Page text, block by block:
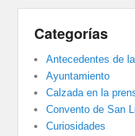
Categorías
Antecedentes de
Ayuntamiento
Calzada en la
Convento de San
Curiosidades